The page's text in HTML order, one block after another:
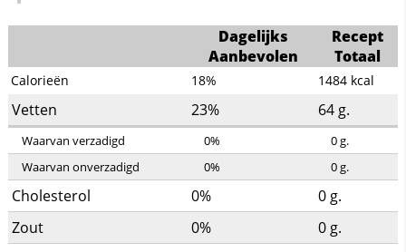
Dagelijks
Aanbevolen
Recept
Totaal
Calorieën 18% 1484 kcal
Vetten 23% 64 g.
Waarvan verzadigd 0% 0g.
Waarvan onverzadigd
0% 0g.
Cholesterol 0% 0 g.
Zout
0% 0 g.